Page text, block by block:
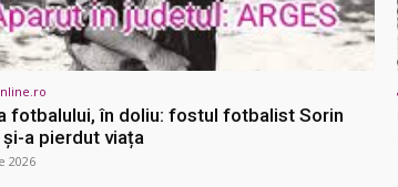
fotbalului, în doliu: fostul fotbalist Sorin
a pierdut viața
2026